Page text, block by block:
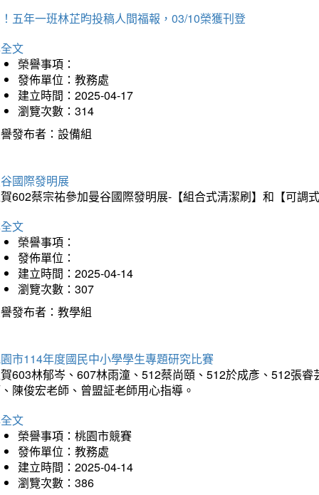
五年一班林芷昀投稿人間福報，03/10榮獲刊登
文
榮譽事項：
發佈單位：教務處
建立時間：2025-04-17
瀏覽次數：314
發布者：設備組
國際發明展
602蔡宗祐參加曼谷國際發明展-【組合式清潔刷】和【可調
文
榮譽事項：
發佈單位：
建立時間：2025-04-14
瀏覽次數：307
發布者：教學組
市114年度國民中小學學生專題研究比賽
603林郁岑、607林雨潼、512蔡尚頤、512於成彥、512張
陳俊宏老師、曾盟証老師用心指導。
文
榮譽事項：桃園市競賽
發佈單位：教務處
建立時間：2025-04-14
瀏覽次數：386